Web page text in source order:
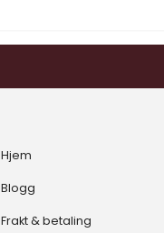
Hjem
Blogg
Frakt & betaling